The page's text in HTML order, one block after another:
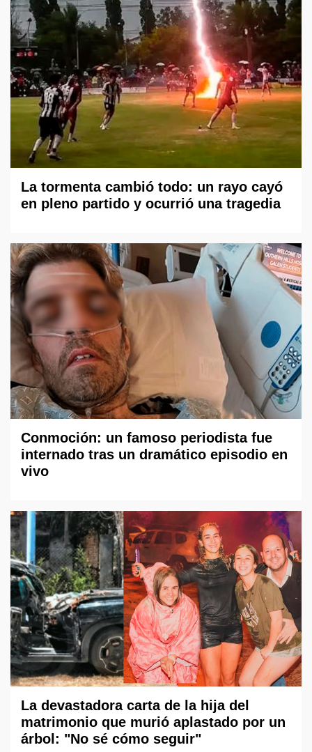
La tormenta cambió todo: un rayo cayó
en pleno partido y ocurrió una tragedia
Conmoción: un famoso periodista fue
internado tras un dramático episodio en
vivo
La devastadora carta de la hija del
matrimonio que murió aplastado por un
árbol: "No sé cómo seguir"